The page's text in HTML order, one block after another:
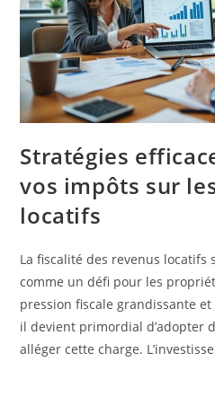
Stratégies
vos impôts sur
locatifs
La fiscalité des revenus locatifs
comme un défi pour les
pression fiscale grandissante
il devient primordial d’adopter
alléger cette charge.